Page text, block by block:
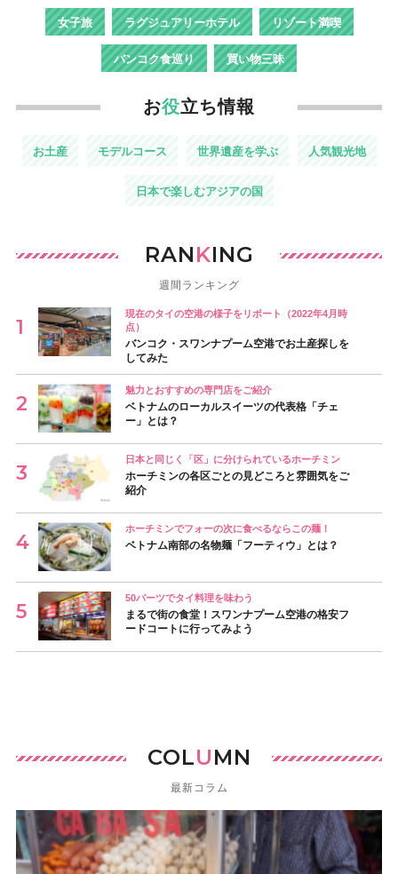
女子旅 ラグジュアリーホテル リゾート満喫
バンコク食巡り 買い物三昧
お役立ち情報
お土産 モデルコース 世界遺産を学ぶ 人気観光地
日本で楽しむアジアの国
RANKING
週間ランキング
現在のタイの空港の様子をリポート（2022年4月時
点）
バンコク・スワンナプーム空港でお土産探しを
してみた
魅力とおすすめの専門店をご紹介
ベトナムのローカルスイーツの代表格「チェ
ー」とは？
日本と同じく「区」に分けられているホーチミン
ホーチミンの各区ごとの見どころと雰囲気をご
紹介
ホーチミンでフォーの次に食べるならこの麺！
ベトナム南部の名物麺「フーティウ」とは？
50バーツでタイ料理を味わう
まるで街の食堂！スワンナプーム空港の格安フ
ードコートに行ってみよう
COLUMN
最新コラム